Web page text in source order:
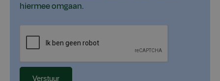
hiermee omgaan.